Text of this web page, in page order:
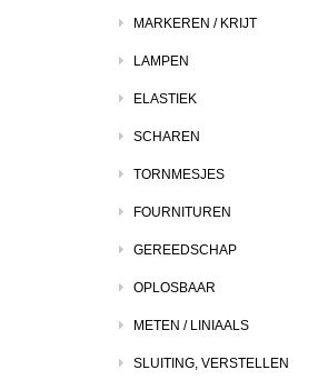
MARKEREN / KRIJT
LAMPEN
ELASTIEK
SCHAREN
TORNMESJES
FOURNITUREN
GEREEDSCHAP
OPLOSBAAR
METEN / LINIAALS
SLUITING, VERSTELLEN